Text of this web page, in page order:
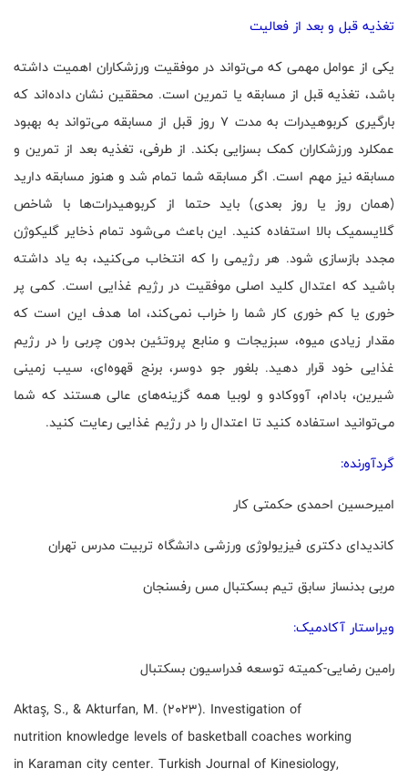
تغذیه قبل و بعد از فعالیت
یکی از عوامل مهمی که می‌تواند در موفقیت ورزشکاران اهمیت داشته
باشد، تغذیه قبل از مسابقه یا تمرین است. محققین نشان داده‌اند که
بارگیری کربوهیدرات به مدت 7 روز قبل از مسابقه می‌تواند به بهبود
عمکلرد ورزشکاران کمک بسزایی بکند. از طرفی، تغذیه بعد از تمرین و
مسابقه نیز مهم است. اگر مسابقه شما تمام شد و هنوز مسابقه دارید
(همان روز یا روز بعدی) باید حتما از کربوهیدرات‌ها با شاخص
گلایسمیک بالا استفاده کنید. این باعث می‌شود تمام ذخایر گلیکوژن
مجدد بازسازی شود. هر رژیمی را که انتخاب می‌کنید، به یاد داشته
باشید که اعتدال کلید اصلی موفقیت در رژیم غذایی است. کمی پر
خوری یا کم خوری کار شما را خراب نمی‌کند، اما هدف این است که
مقدار زیادی میوه، سبزیجات و منابع پروتئین بدون چربی را در رژیم
غذایی خود قرار دهید. بلغور جو دوسر، برنج قهوه‌ای، سیب زمینی
شیرین، بادام، آووکادو و لوبیا همه گزینه‌های عالی هستند که شما
می‌توانید استفاده کنید تا اعتدال را در رژیم غذایی رعایت کنید.
گردآورنده:
امیرحسین احمدی حکمتی کار
کاندیدای دکتری فیزیولوژی ورزشی دانشگاه تربیت مدرس تهران
مربی بدنساز سابق تیم بسکتبال مس رفسنجان
ویراستار آکادمیک:
رامین رضایی-کمیته توسعه فدراسیون بسکتبال
Aktaş, S., & Akturfan, M. (2023). Investigation of
nutrition knowledge levels of basketball coaches working
in Karaman city center. Turkish Journal of Kinesiology,